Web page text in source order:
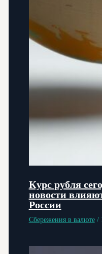
Курс рубля
новости
России
Сбережения в валюте/